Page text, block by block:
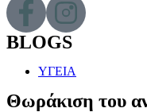
BLOGS
ΥΓΕΙΑ
Θωράκιση του